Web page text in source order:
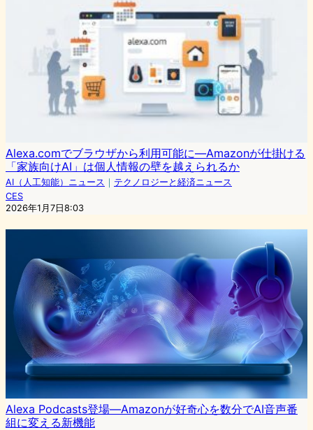
Alexa.comでブラウザから利用可能に—Amazonが仕掛ける
「家族向けAI」は個人情報の壁を越えられるか
AI（人工知能）ニュース ｜ テクノロジーと経済ニュース
CES
2026年1月7日8:03
Alexa Podcasts登場—Amazonが好奇心を数分でAI音声番
組に変える新機能